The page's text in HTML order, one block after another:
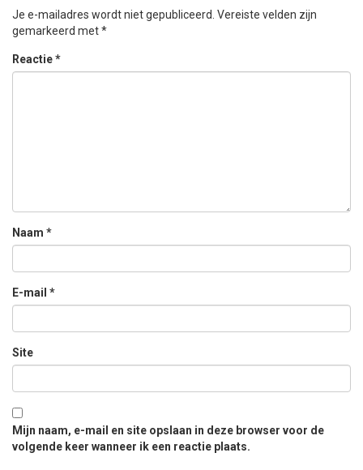
Je e-mailadres wordt niet gepubliceerd. Vereiste velden zijn
gemarkeerd met*
Reactie*
Naam *
E-mail *
Site
Mijn naam, e-mail en site opslaan in deze browser voor de
volgende keer wanneer ik een reactie plaats.